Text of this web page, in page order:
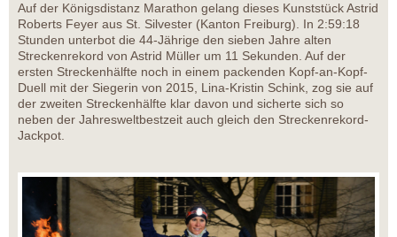
Auf der Königsdistanz Marathon gelang dieses Kunststück Astrid
Roberts Feyer aus St. Silvester (Kanton Freiburg). In 2:59:18
Stunden unterbot die 44-Jährige den sieben Jahre alten
Streckenrekord von Astrid Müller um 11 Sekunden. Auf der
ersten Streckenhälfte noch in einem packenden Kopf-an-Kopf-
Duell mit der Siegerin von 2015, Lina-Kristin Schink, zog sie auf
der zweiten Streckenhälfte klar davon und sicherte sich so
neben der Jahresweltbestzeit auch gleich den Streckenrekord-
Jackpot.